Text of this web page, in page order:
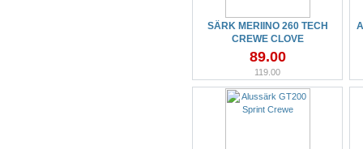
SÄRK MERIINO 260 TECH
CREWE CLOVE
89.00
119.00